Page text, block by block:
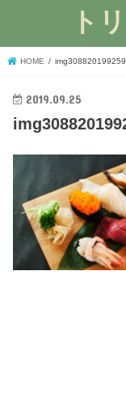
ト
HOME
2019.09.25